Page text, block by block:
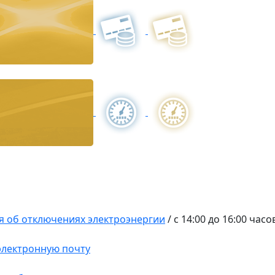
об отключениях электроэнергии / с 14:00 до 16:00
почту